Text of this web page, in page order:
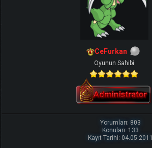
CeFurkan
Oyunun Sahibi
Yorumları: 803
Konuları: 133
Kayıt Tarihi: 04.05.2011